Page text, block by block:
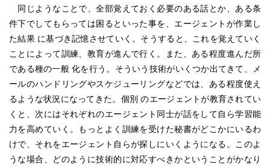
同じようなことで、全部覚えておく必要のある話とか、ある条
件下でしてもらっては困るといった事を、エージェントが作業し
た結果 に基づき記憶させていく。そうすると、これを覚えていく
ことによって訓練、教育が進んで行く。また、ある程度進んだ所
である種の一般 化を行う。そういう技術がいくつか出てきて、メ
ールのハンドリングやスケジューリングなどでは、ある程度使え
るような状況になってきた。個別 のエージェントが教育されてい
くと、次にはそれぞれのエージェント同士が話をして自ら学習能
力を高めていく。もっとよく訓練を受けた秘書がどこかにいるわ
けで、それをエージェント自らが探しにいくようになる。このよ
うな場合、どのように技術的に対応すべきかということがかなり